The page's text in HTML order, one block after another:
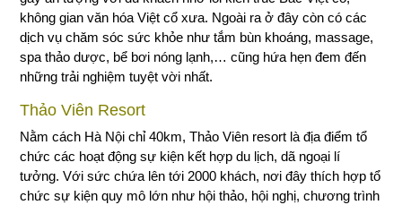
không gian văn hóa Việt cổ xưa. Ngoài ra ở đây còn có các
dịch vụ chăm sóc sức khỏe như tắm bùn khoáng, massage,
spa thảo dược, bể bơi nóng lạnh,… cũng hứa hẹn đem đến
những trải nghiệm tuyệt vời nhất.
Thảo Viên Resort
Nằm cách Hà Nội chỉ 40km, Thảo Viên resort là địa điểm tổ
chức các hoạt động sự kiện kết hợp du lịch, dã ngoại lí
tưởng. Với sức chứa lên tới 2000 khách, nơi đây thích hợp tổ
chức sự kiện quy mô lớn như hội thảo, hội nghị, chương trình